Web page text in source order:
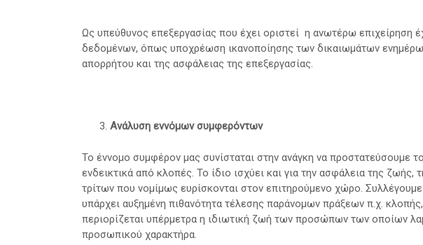
Ως υπεύθυνος επεξεργασίας που έχει οριστεί η ανωτέρω επιχείρηση
δεδομένων, όπως υποχρέωση ικανοποίησης των δικαιωμάτων
απορρήτου και της ασφάλειας της επεξεργασίας.
Ανάλυση εννόμων συμφερόντων
Το έννομο συμφέρον μας συνίσταται στην ανάγκη να προστατεύσουμε
ενδεικτικά από κλοπές. Το ίδιο ισχύει και για την ασφάλεια της
τρίτων που νομίμως ευρίσκονται στον επιτηρούμενο χώρο.
υπάρχει αυξημένη πιθανότητα τέλεσης παράνομων πράξεων π.χ.
περιορίζεται υπέρμετρα η ιδιωτική ζωή των προσώπων των οποίων
προσωπικού χαρακτήρα.